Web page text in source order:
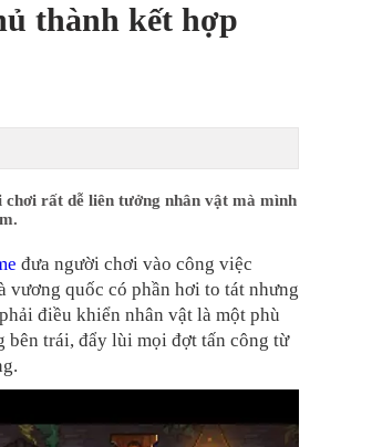
thành kết hợp
rất dễ liên tưởng nhân vật mà mình
đưa người chơi vào công việc
vương quốc có phần hơi to tát nhưng
điều khiển nhân vật là một phù
bên trái, đẩy lùi mọi đợt tấn công từ